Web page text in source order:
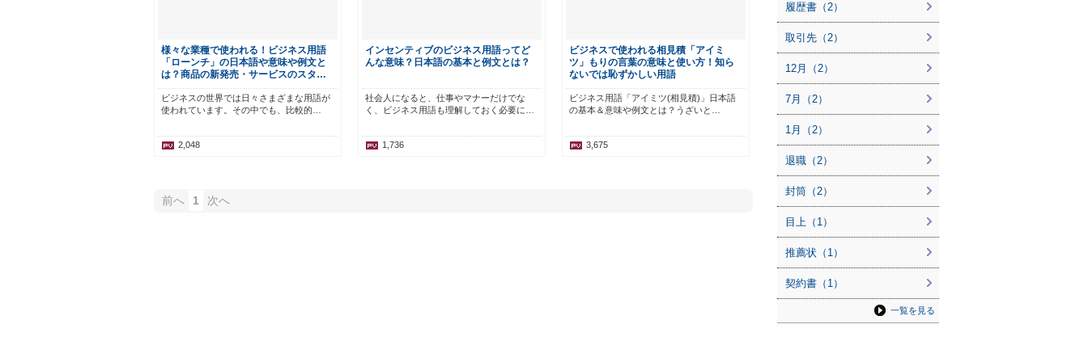
様々な業種で使われる！ビジネス用語
「ローンチ」の日本語や意味や例文と
は？商品の新発売・サービスのスタ…
ビジネスの世界では日々さまざまな用語が
使われています。その中でも、比較的…
2,048
インセンティブのビジネス用語ってど
んな意味？日本語の基本と例文とは？
社会人になると、仕事やマナーだけでな
く、ビジネス用語も理解しておく必要に…
1,736
ビジネスで使われる相見積「アイミ
ツ」もりの言葉の意味と使い方！知ら
ないでは恥ずかしい用語
ビジネス用語「アイミツ(相見積)」日本語
の基本＆意味や例文とは？うざいと…
3,675
前へ 1 次へ
履歴書（2）
取引先（2）
12月（2）
7月（2）
1月（2）
退職（2）
封筒（2）
目上（1）
推薦状（1）
契約書（1）
一覧を見る